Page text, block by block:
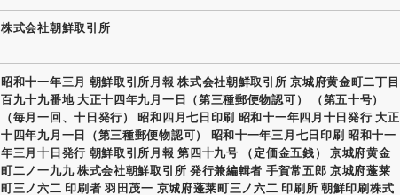
株式会社朝鮮取引所
昭和十一年三月 朝鮮取引所月報 株式会社朝鮮取引所 京城府黄金町二丁目
百九十九番地 大正十四年九月一日（第三種郵便物認可） （第五十号）
（毎月一回、十日発行） 昭和四月七日印刷 昭和十一年四月十日発行 大正
十四年九月一日（第三種郵便物認可） 昭和十一年三月七日印刷 昭和十一
年三月十日発行 朝鮮取引所月報 第四十九号 （定価金五銭） 京城府黄金
町二ノ一九九 株式会社朝鮮取引所 発行兼編輯者 手賀常五郎 京城府蓬莱
町三ノ六二 印刷者 羽田茂一 京城府蓬莱町三ノ六二 印刷所 朝鮮印刷株式